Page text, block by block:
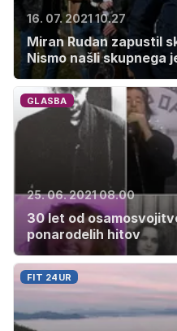
16. 07. 2021 10.27
Miran Rudan zapustil
Nismo našli skupnega
GLASBA
25. 06. 2021 08.00
30 let od
ponarodelih hitov
FIT 24UR